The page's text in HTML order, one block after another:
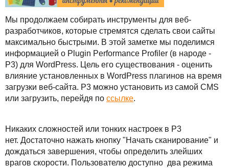
TuchaHosting
TuchaSync
Реселінг хостингу
Контакты
Решения
Для бизнеса
Техподдержка
Инструкции
FAQ
Интервью
Авторская колонка
Мы продолжаем собирать инструменты для веб-
разработчиков, которые стремятся сделать свои сайты
максимально быстрыми. В этой заметке мы поделимся
информацией о Plugin Performance Profiler (в народе -
P3) для WordPress. Цель его существования - оценить
влияние установленных в WordPress плагинов на время
загрузки веб-сайта. P3 можно установить из самой CMS
или загрузить, перейдя по ссылке.
Никаких сложностей или тонких настроек в P3
нет. Достаточно нажать кнопку "Начать сканирование" и
дождаться завершения, чтобы определить злейших
врагов скорости. Пользователю доступно два режима